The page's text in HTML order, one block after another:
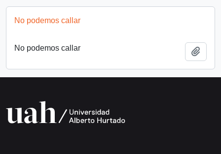
No podemos callar
No podemos callar